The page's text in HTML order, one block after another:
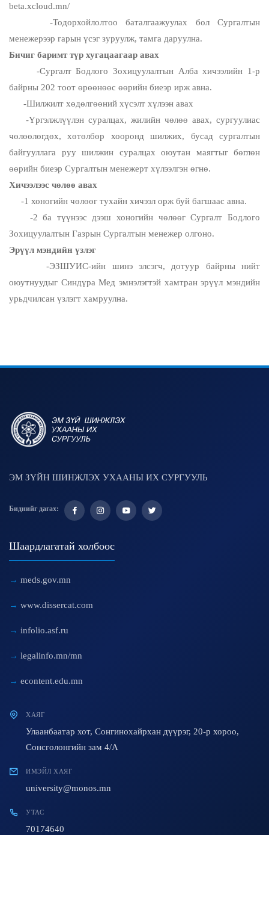
beta.xcloud.mn/
-Тодорхойлолтоо баталгаажуулах бол Сургалтын
менежерээр гарын үсэг зуруулж, тамга даруулна.
Бичиг баримт түр хугацаагаар авах
-Сургалт Бодлого Зохицуулалтын Алба хичээлийн 1-р
байрны 202 тоот өрөөнөөс өөрийн биеэр ирж авна.
-Шилжилт хөдөлгөөний хүсэлт хүлээн авах
-Үргэлжлүүлэн суралцах, жилийн чөлөө авах, сургуулиас
чөлөөлөгдөх, хөтөлбөр хооронд шилжих, бусад сургалтын
байгууллага руу шилжин суралцах оюутан маягтыг бөглөн
өөрийн биеэр Сургалтын менежерт хүлээлгэн өгнө.
Хичээлээс чөлөө авах
-1 хоногийн чөлөөг тухайн хичээл орж буй багшаас авна.
-2 ба түүнээс дээш хоногийн чөлөөг Сургалт Бодлого
Зохицуулалтын Газрын Сургалтын менежер олгоно.
Эрүүл мэндийн үзлэг
-ЭЗШУИС-ийн шинэ элсэгч, дотуур байрны нийт
оюутнуудыг Синдүра Мед эмнэлэгтэй хамтран эрүүл мэндийн
урьдчилсан үзлэгт хамруулна.
ЭМ ЗҮЙН ШИНЖЛЭХ УХААНЫ ИХ СУРГУУЛЬ
Биднийг дагах:
Шаардлагатай холбоос
meds.gov.mn
www.dissercat.com
infolio.asf.ru
legalinfo.mn/mn
econtent.edu.mn
ХАЯГ
Улаанбаатар хот, Сонгинохайрхан дүүрэг, 20-р хороо,
Сонсголонгийн зам 4/A
ИМЭЙЛ ХАЯГ
university@monos.mn
УТАС
70174640